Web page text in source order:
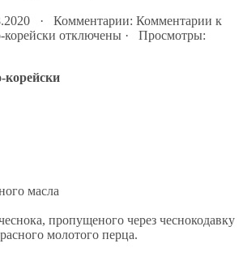
· Комментарии: Комментарии к
отключены · Просмотры:
масла
пропущеного через чеснокодавку
молотого перца.